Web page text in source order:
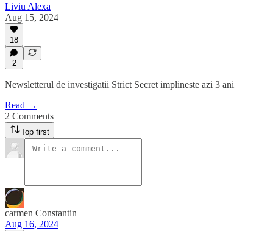
Liviu Alexa
Aug 15, 2024
18
2
Newsletterul de investigatii Strict Secret implineste azi 3 ani
Read →
2 Comments
Top first
carmen Constantin
Aug 16, 2024